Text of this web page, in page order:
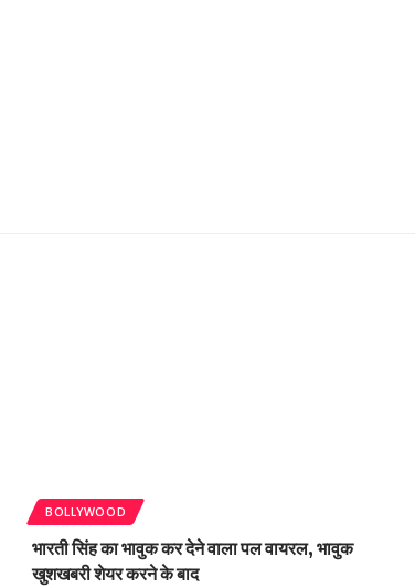
BOLLYWOOD
भारती सिंह का भावुक कर देने वाला पल वायरल, भावुक
खुशखबरी शेयर करने के बाद